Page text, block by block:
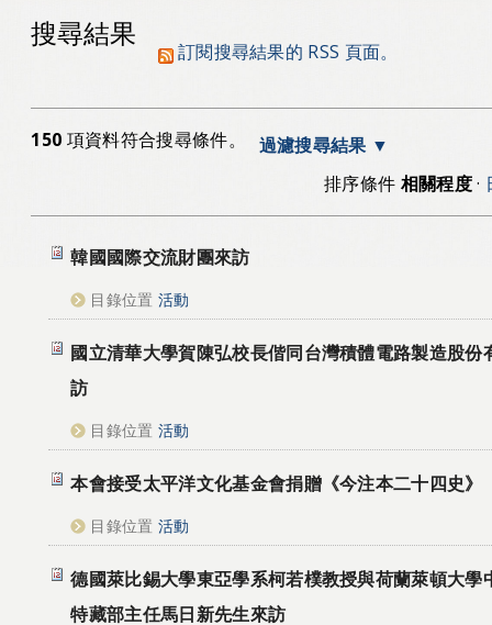
搜尋結果
訂閱搜尋結果的 RSS 頁面。
150 項資料符合搜尋條件。
過濾搜尋結果
排序條件 相關程度·
韓國國際交流財團來訪
目錄位置 活動
國立清華大學賀陳弘校長偕同台灣積體電路製造股份
訪
目錄位置 活動
本會接受太平洋文化基金會捐贈《今注本二十四史》
目錄位置 活動
德國萊比錫大學東亞學系柯若樸教授與荷蘭萊頓大學
特藏部主任馬日新先生來訪